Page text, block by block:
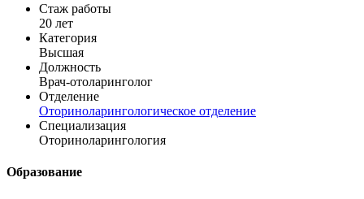
Стаж работы
20 лет
Категория
Высшая
Должность
Врач-отоларинголог
Отделение
Оториноларингологическое отделение
Специализация
Оториноларингология
Образование